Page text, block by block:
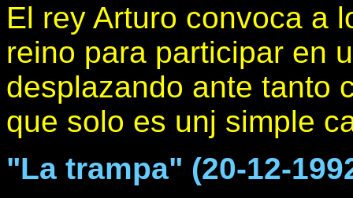
El rey Arturo convoca a
reino para participar en
desplazando ante tanto
que solo es unj simple
"La trampa" (20-12-